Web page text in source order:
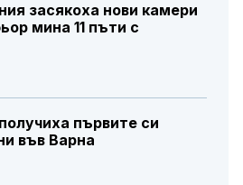
засякоха нови камери
мина 11 пъти с
първите си
във Варна